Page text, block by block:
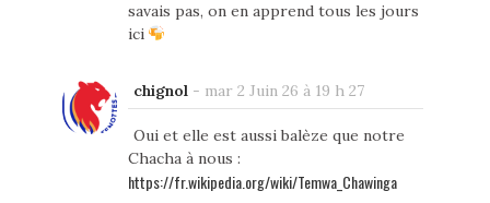
savais pas, on en apprend tous les jours
ici
chignol- mar 2 Juin 26 à 19 h 27
Oui et elle est aussi balèze que notre
Chacha à nous :
https://fr.wikipedia.org/wiki/Temwa_Chawinga